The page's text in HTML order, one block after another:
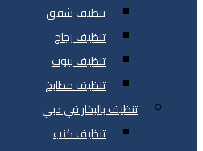
تنظيف شقق
تنظيف زجاج
تنظيف بيوت
تنظيف مطابخ
تنظيف بالبخار في دبي
تنظيف كنب